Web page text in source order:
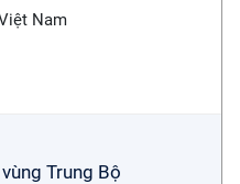
Nam
Trung Bộ